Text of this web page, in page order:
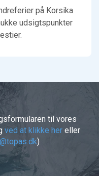
på Korsika
udsigtspunkter
til vores
ved at klikke hereller
)